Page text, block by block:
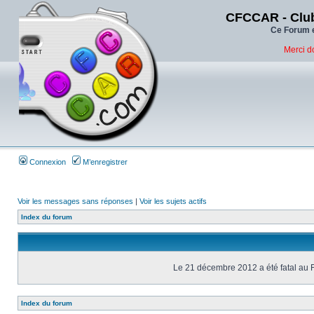
CFCCAR -
Ce Forum
Merci
Connexion M’enregistrer
Voir les messages sans réponses | Voir les sujets actifs
Index du forum
Le 21 décembre 2012 a été fatal au
Index du forum